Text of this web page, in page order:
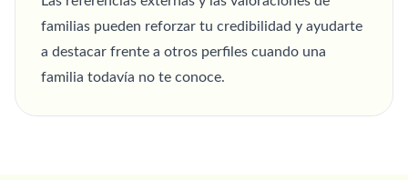
familias pueden reforzar tu credibilidad y ayudarte
a destacar frente a otros perfiles cuando una
familia todavía no te conoce.